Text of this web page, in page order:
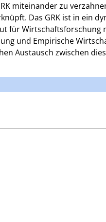
miteinander zu
Das GRK ist in ein
für Wirtschaftsforschung
und Empirische
Austausch zwischen